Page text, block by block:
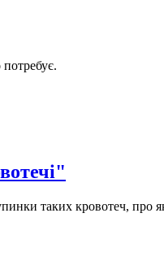
таких кровотеч, про